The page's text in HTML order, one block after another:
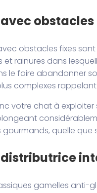
obstacles
obstacles fixes
et rainures dans
le faire abandonner
complexes
votre chat à
quelle que
gamelles anti-